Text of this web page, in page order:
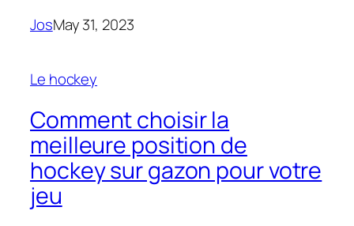
JosMay 31, 2023
Le hockey
Comment choisir la
meilleure position de
hockey sur gazon pour votre
jeu